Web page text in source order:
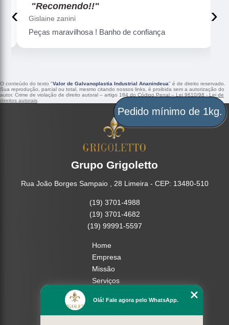
"Recomendo!!"
Gislaine zanini
Peças maravilhosa ! Banho de confiança
‹ ›
O conteúdo do texto "Valor de Galvanoplastia Industrial Ananindeua" é de direito reservado.
Sua reprodução, parcial ou total, mesmo citando nossos links, é proibida sem a autorização do
autor. Crime de violação de direito autoral – artigo 184 do Código Penal – Lei 9610/98 - Lei de
direitos autorais
Grupo Grigoletto
Rua João Borges Sampaio , 28 Limeira - CEP: 13480-510
(19) 3701-4988
(19) 3701-4682
(19) 99991-5597
Home
Empresa
Missão
Serviços
Mapa do site
Mais Serviços
Olá! Fale agora pelo WhatsApp.
Pedido mínimo de 1kg.